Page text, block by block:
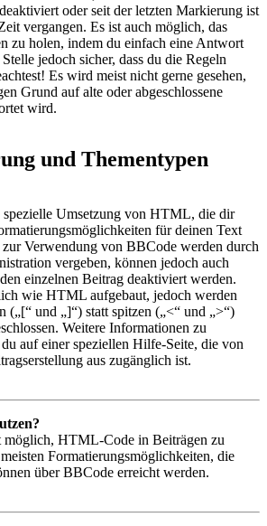
oder seit der letzten Markierung ist
vergangen. Es ist auch möglich, das
zu holen, indem du einfach eine Antwort
jedoch sicher, dass du die Regeln
Es wird meist nicht gerne gesehen,
Grund auf alte oder abgeschlossene
wird.
und Thementypen
spezielle Umsetzung von HTML, die dir
für deinen Text
Verwendung von BBCode werden durch
vergeben, können jedoch auch
einzelnen Beitrag deaktiviert werden.
wie HTML aufgebaut, jedoch werden
(„[“ und „]“) statt spitzen („<“ und „>“)
Weitere Informationen zu
auf einer speziellen Hilfe-Seite, die von
aus zugänglich ist.
möglich, HTML-Code in Beiträgen zu
Formatierungsmöglichkeiten, die
über BBCode erreicht werden.